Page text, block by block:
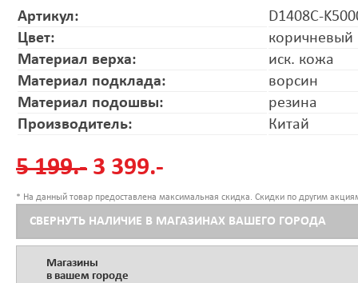
Артикул:
D1408C-
Цвет:
коричневый
Материал верха:
иск. кожа
Материал подклада:
ворсин
Материал подошвы:
резина
Производитель:
Китай
5 199.- 3 399.-
* На данный товар предоставлена максимальная скидка. Скидки по другим
СВЕРНУТЬ НАЛИЧИЕ В МАГАЗИНАХ ВАШЕГО ГОРОДА
Магазины
в вашем городе